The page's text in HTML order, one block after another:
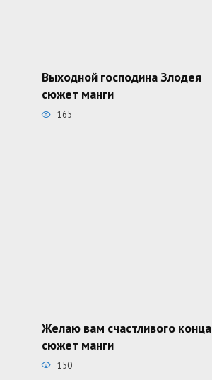
Выходной господина Злодея
сюжет манги
165
Желаю вам счастливого конца
сюжет манги
150